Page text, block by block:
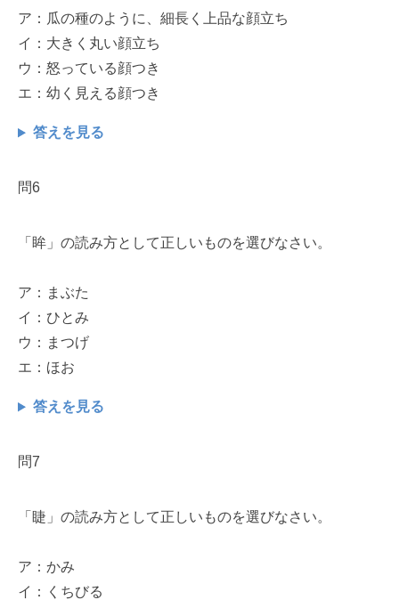
ア：瓜の種のように、細長く上品な顔立ち
イ：大きく丸い顔立ち
ウ：怒っている顔つき
エ：幼く見える顔つき
答えを見る
問6
「眸」の読み方として正しいものを選びなさい。
ア：まぶた
イ：ひとみ
ウ：まつげ
エ：ほお
答えを見る
問7
「睫」の読み方として正しいものを選びなさい。
ア：かみ
イ：くちびる